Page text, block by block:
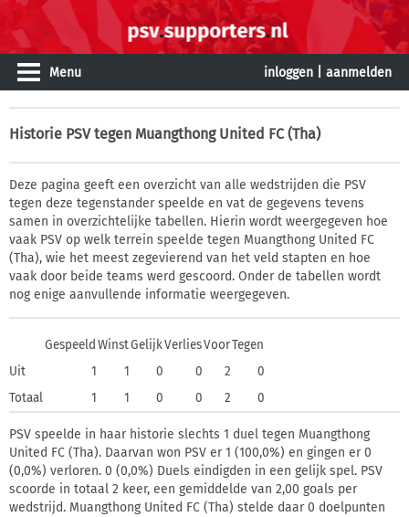
Menu inloggen aanmelden
Historie PSV tegen Muangthong United FC (Tha)
Deze pagina geeft een overzicht van alle wedstrijden die PSV
tegen deze tegenstander speelde en vat de gegevens tevens
samen in overzichtelijke tabellen. Hierin wordt weergegeven hoe
vaak PSV op welk terrein speelde tegen Muangthong United FC
(Tha), wie het meest zegevierend van het veld stapten en hoe
vaak door beide teams werd gescoord. Onder de tabellen wordt
nog enige aanvullende informatie weergegeven.
Gespeeld WinstGelijkVerliesVoorTegen
Uit
1 1 0 0 2
0
Totaal
1 1 0 0 2 0
PSV speelde in haar historie slechts 1 duel tegen Muangthong
United FC (Tha). Daarvan won PSV er 1 (100,0%) en gingen er 0
(0,0%) verloren. 0 (0,0%) Duels eindigden in een gelijk spel. PSV
scoorde in totaal 2 keer, een gemiddelde van 2,00 goals per
wedstrijd. Muangthong United FC (Tha) stelde daar 0 doelpunten